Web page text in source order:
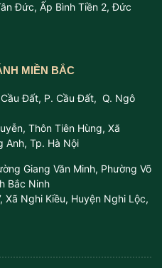
Đức, Ấp Bình Tiền 2, Đức
MIỀN BẮC
Cầu Đất, P. Cầu Đất, Q. Ngô
Thôn Tiên Hùng, Xã
Anh, Tp. Hà Nội
Giang Văn Minh, Phường Võ
Bắc Ninh
Xã Nghi Kiều, Huyện Nghi Lộc,